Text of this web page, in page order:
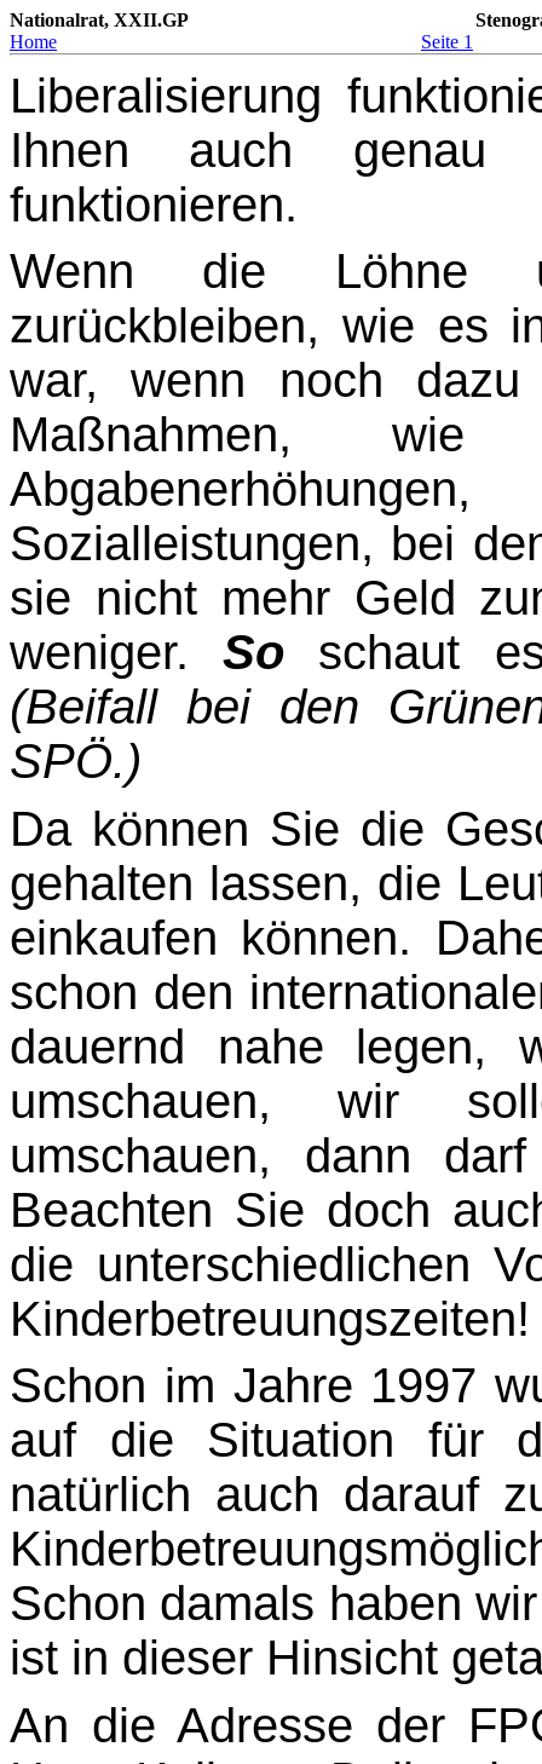
Nationalrat, XXII.GP
Home
Seite 1
Liberalisierung
Ihnen auch genau
funktionieren.
Wenn die Löhne
zurückbleiben, wie es
war, wenn noch
Maßnahmen, wie
Sozialleistungen, bei
sie nicht mehr Geld
weniger.So schaut
(Beifall bei den
SPÖ.)
Da können Sie die
gehalten lassen, die
einkaufen können.
schon den
dauernd nahe legen,
umschauen, wir
umschauen, dann
Beachten Sie doch
die unterschied­lichen
Kinderbetreuungszeiten!
Schon im Jahre 1997
auf die Situation für
natürlich auch darauf
Schon damals haben
ist in dieser Hinsicht
An die Adresse der